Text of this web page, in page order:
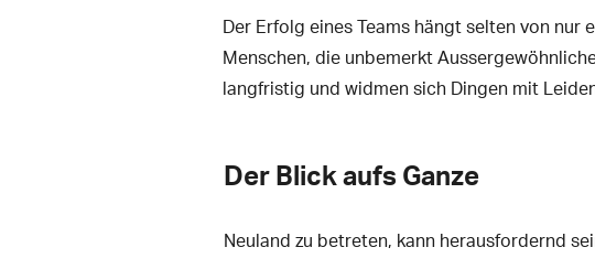
Der Erfolg eines Teams hängt selten von nur
Menschen, die unbemerkt
langfristig und widmen sich Dingen mit
Der Blick aufs Ganze
Neuland zu betreten, kann herausfordernd